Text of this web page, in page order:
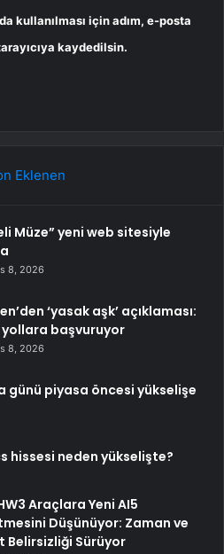
kullanılması için adım, e-posta
kaydedilsin.
Eklenen
Müze” yeni web sitesiyle
8, 2026
‘yasak aşk’ açıklaması:
yollara başvuruyor
8, 2026
günü piyasa öncesi yükselişe
neden yükselişte?
Araçlara Yeni AI5
Düşünüyor: Zaman ve
Belirsizliği Sürüyor